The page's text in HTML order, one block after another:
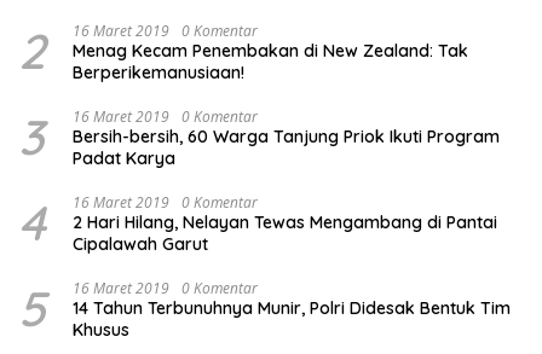
2 16 Maret 2019 0 Komentar
Menag Kecam Penembakan di New Zealand: Tak
Berperikemanusiaan!
3 16 Maret 2019 0 Komentar
Bersih-bersih, 60 Warga Tanjung Priok Ikuti Program
Padat Karya
4 16 Maret 2019 0 Komentar
2 Hari Hilang, Nelayan Tewas Mengambang di Pantai
Cipalawah Garut
5 16 Maret 2019 0 Komentar
14 Tahun Terbunuhnya Munir, Polri Didesak Bentuk Tim
Khusus